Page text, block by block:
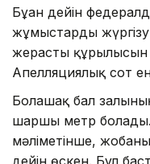
Бұған дейін
жұмыстарды
жерасты құрылысын
Апелляциялық сот
Болашақ бал
шаршы метр
мәліметінше,
дейін өскен. Бұл